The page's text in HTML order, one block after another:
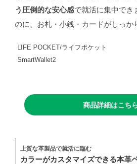
う圧倒的な安心感で就活に集中でき
のに、お札・小銭・カードがしっか
LIFE POCKET/ライフポケット
SmartWallet2
商品詳細はこち
上質な革製品で就活に臨む
カラーがカスタマイズできる本革